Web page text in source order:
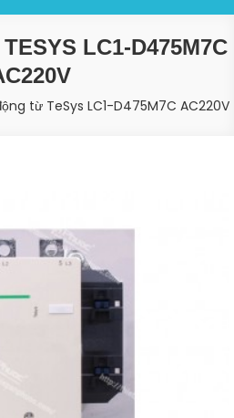
LC1-D475M7C
từ TeSys LC1-D475M7C AC220V